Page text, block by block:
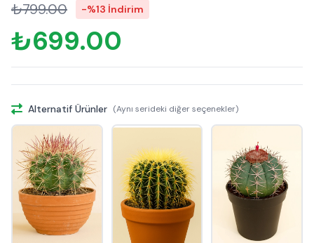
₺799.00 -%13 İndirim
₺699.00
Alternatif Ürünler (Aynı serideki diğer seçenekler)